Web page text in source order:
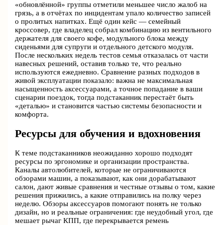
«обновлённой» группы отметили меньшее число жалоб на
грязь, а в отчётах по инцидентам упало количество записей
о пролитых напитках. Ещё один кейс — семейный
кроссовер, где владелец собрал комбинацию из вентильного
держателя для своего кофе, модульного блока между
сиденьями для супруги и отдельного детского модуля.
После нескольких недель тестов семья отказалась от части
навесных решений, оставив только те, что реально
используются ежедневно. Сравнение разных подходов в
живой эксплуатации показало: важна не максимальная
насыщенность аксессуарами, а точное попадание в ваши
сценарии поездок, тогда подстаканник перестаёт быть
«деталью» и становится частью системы безопасности и
комфорта.
Ресурсы для обучения и вдохновения
К теме подстаканников неожиданно хорошо подходят
ресурсы по эргономике и организации пространства.
Каналы автолюбителей, которые не ограничиваются
обзорами машин, а показывают, как они дорабатывают
салон, дают живые сравнения и честные отзывы о том, какие
решения прижились, а какие отправились на полку через
неделю. Обзоры аксессуаров помогают понять не только
дизайн, но и реальные ограничения: где неудобный угол, где
мешает рычаг КПП, где перекрывается ремень